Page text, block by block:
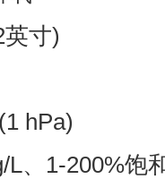
寸)
hPa)
L、1-200%饱